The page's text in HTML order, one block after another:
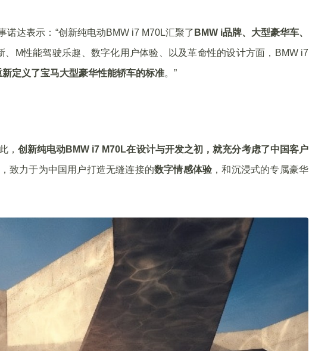
达表示：“创新纯电动BMW i7 M70L汇聚了 BMW i品牌、大型豪华车、
、M性能驾驶乐趣、数字化用户体验、以及革命性的设计方面，BMW i7
新定义了宝马大型豪华性能轿车的标准。”
， 创新纯电动BMW i7 M70L在设计与开发之初，就充分考虑了中国客户
致力于为中国用户打造无缝连接的数字情感体验 ，和沉浸式的专属豪华